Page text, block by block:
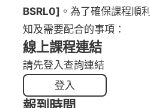
BSRL0] 。為了確保課程順
知及需要配合的事項：
線上課程連結
請先登入查詢連結
登入